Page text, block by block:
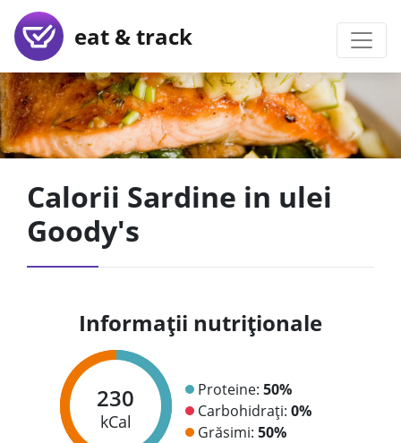
eat & track
Calorii Sardine in ulei
Goody's
Informații nutriționale
230
kCal
Proteine: 50%
Carbohidrați: 0%
Grăsimi: 50%